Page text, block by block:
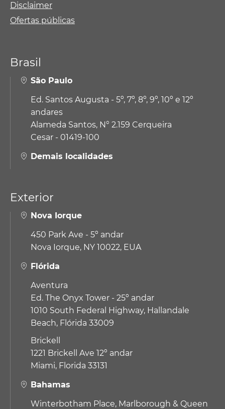
Disclaimer
Ofertas públicas
Brasil
São Paulo
Ed. Santos Augusta - 5º, 7º, 8º, 9º, 10º e 12º
andares
Alameda Santos, N° 2.159 Cerqueira
Cesar - 01419-100
Demais localidades
Exterior
Nova Iorque
450 Park Ave - 5º andar
Nova Iorque, NY 10022, EUA
Flórida
Aventura
Ed. The Onyx Tower - 25º andar
1010 South Federal Highway, Hallandale
Beach, Flórida 33009
Brickell
1221 Brickell Ave 12º andar
Miami, Florida 33131
Bahamas
Winterbotham Place, Marlborough & Queen